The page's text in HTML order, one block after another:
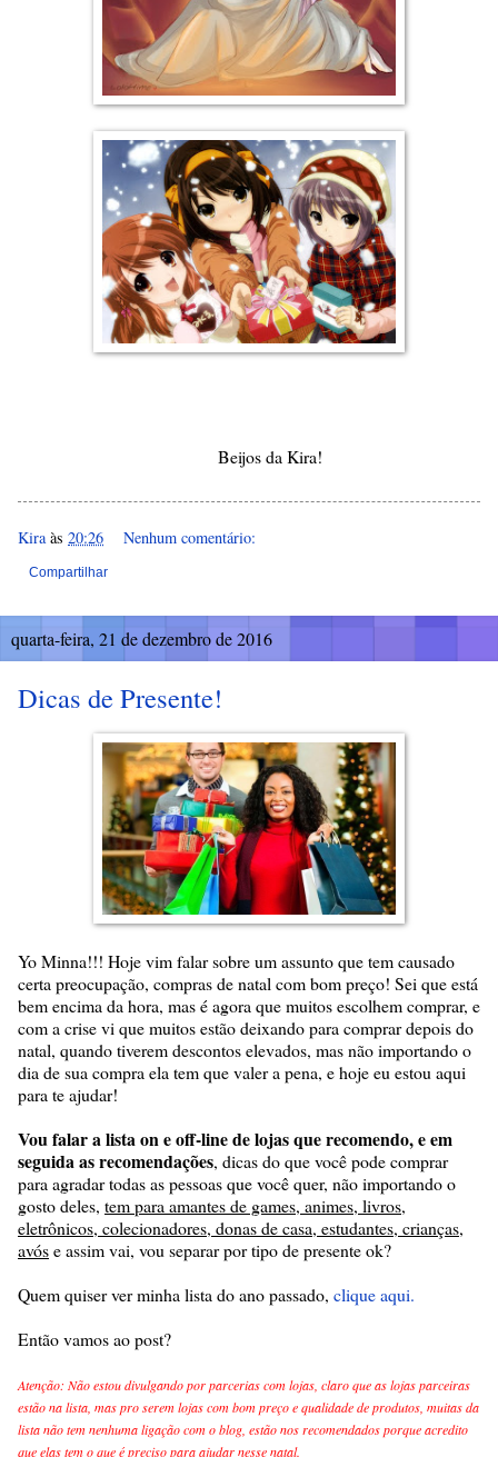
Beijos da Kira!
Kira às 20:26 Nenhum comentário:
Compartilhar
quarta-feira, 21 de dezembro de 2016
Dicas de Presente!
Yo Minna!!! Hoje vim falar sobre um assunto que tem causado
certa preocupação, compras de natal com bom preço! Sei que está
bem encima da hora, mas é agora que muitos escolhem comprar, e
com a crise vi que muitos estão deixando para comprar depois do
natal, quando tiverem descontos elevados, mas não importando o
dia de sua compra ela tem que valer a pena, e hoje eu estou aqui
para te ajudar!
Vou falar a lista on e off-line de lojas que recomendo, e em
seguida as recomendações, dicas do que você pode comprar
para agradar todas as pessoas que você quer, não importando o
gosto deles, tem para amantes de games, animes, livros,
eletrônicos, colecionadores, donas de casa, estudantes, crianças,
avóse assim vai, vou separar por tipo de presente ok?
Quem quiser ver minha lista do ano passado, clique aqui.
Então vamos ao post?
Atenção: Não estou divulgando por parcerias com lojas, claro que as lojas parceiras
estão na lista, mas pro serem lojas com bom preço e qualidade de produtos, muitas da
lista não tem nenhuma ligação com o blog, estão nos recomendados porque acredito
que elas tem o que é preciso para ajudar nesse natal.